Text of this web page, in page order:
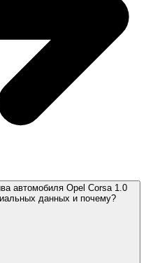
автомобиля Opel Corsa 1.0
данных и почему?